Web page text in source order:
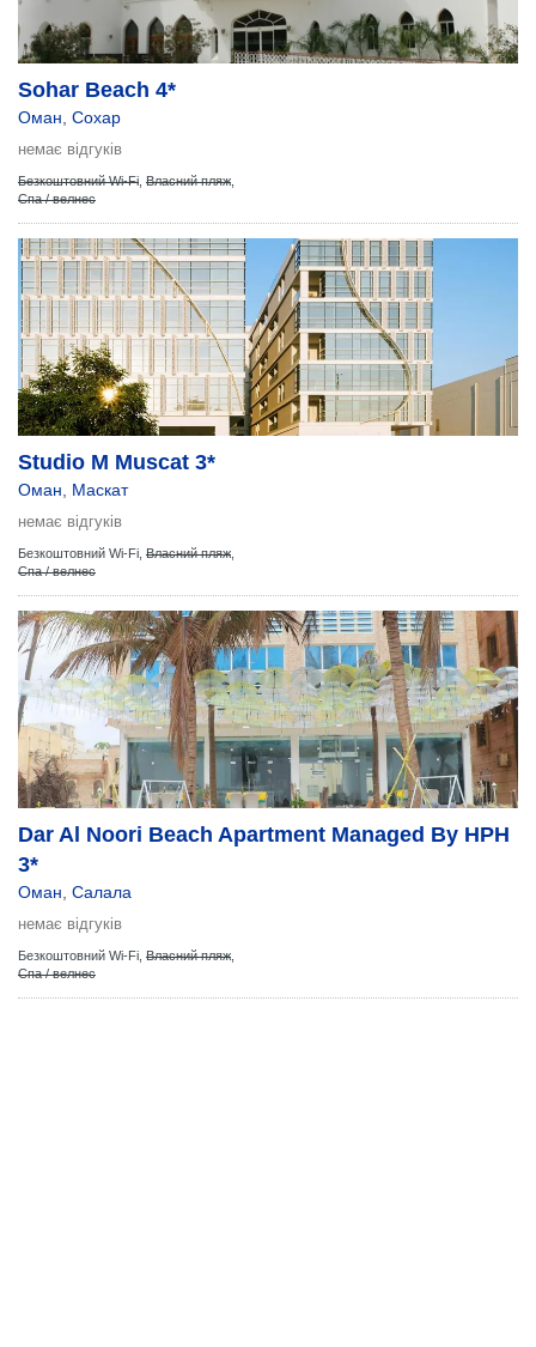
Sohar Beach 4*
Оман Сохар
немає відгуків
Безкоштовний Wi-Fi Власний пляж
Спа / велнес
Studio M Muscat 3*
Оман Маскат
немає відгуків
Безкоштовний Wi-Fi, Власний пляж
Спа / велнес
Dar Al Noori Beach Apartment Managed By HPH
3*
Оман Салала
немає відгуків
Безкоштовний Wi-Fi, Власний пляж
Спа / велнес